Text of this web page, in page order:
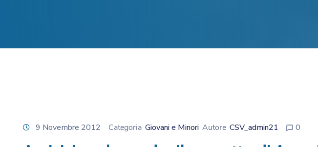
9 Novembre 2012 Categoria Giovani e Minori Autore CSV_admin21 0